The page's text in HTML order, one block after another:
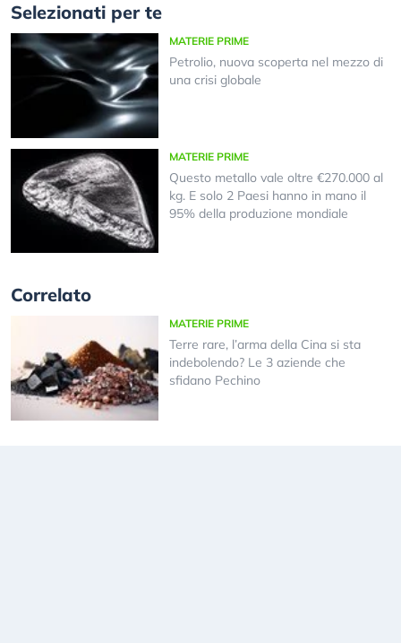
Selezionati per te
MATERIE PRIME
Petrolio, nuova scoperta nel mezzo di
una crisi globale
MATERIE PRIME
Questo metallo vale oltre €270.000 al
kg. E solo 2 Paesi hanno in mano il
95% della produzione mondiale
Correlato
MATERIE PRIME
Terre rare, l’arma della Cina si sta
indebolendo? Le 3 aziende che
sfidano Pechino